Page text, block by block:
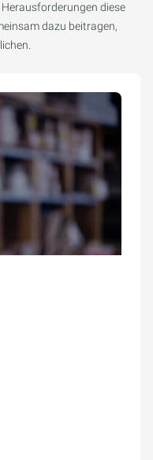
diese
dazu beitragen,